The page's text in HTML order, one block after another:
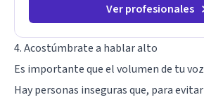
Ver profesionales
4. Acostúmbrate a hablar alto
Es importante que el volumen de tu voz
Hay personas inseguras que, para